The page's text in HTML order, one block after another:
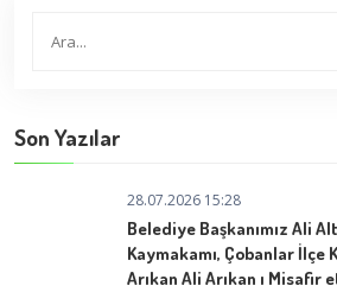
Son Yazılar
28.07.2026 15:28
Belediye Başkanımız Ali
Kaymakamı, Çobanlar İlçe
Arıkan Ali Arıkan ı Misafir